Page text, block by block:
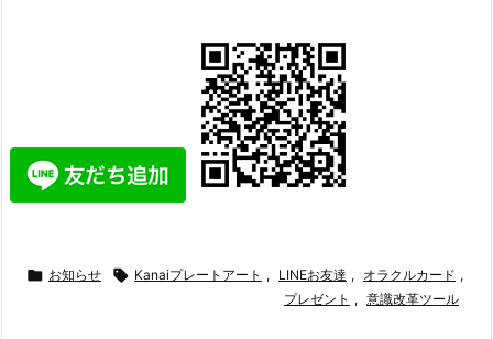
 お知らせ  Kanaiプレートアート , LINEお友達 , オラクルカード ,
プレゼント , 意識改革ツール